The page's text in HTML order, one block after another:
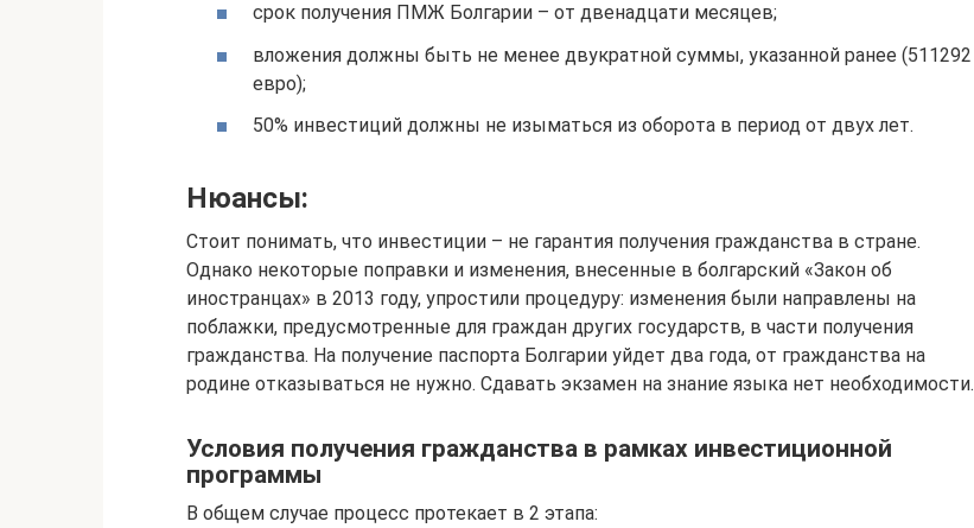
срок получения ПМЖ Болгарии – от двенадцати месяцев;
вложения должны быть не менее двукратной суммы, указанной ранее (511292
евро);
50% инвестиций должны не изыматься из оборота в период от двух лет.
Нюансы:
Стоит понимать, что инвестиции – не гарантия получения гражданства в стране.
Однако некоторые поправки и изменения, внесенные в болгарский «Закон об
иностранцах» в 2013 году, упростили процедуру: изменения были направлены на
поблажки, предусмотренные для граждан других государств, в части получения
гражданства. На получение паспорта Болгарии уйдет два года, от гражданства на
родине отказываться не нужно. Сдавать экзамен на знание языка нет необходимости.
Условия получения гражданства в рамках инвестиционной
программы
В общем случае процесс протекает в 2 этапа: